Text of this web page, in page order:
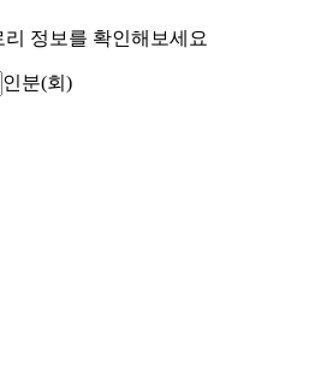
정보를 확인해보세요
인분(회)